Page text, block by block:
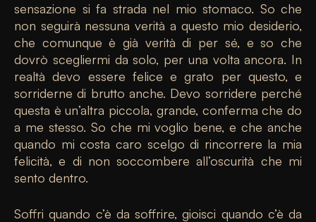
sensazione si fa strada nel mio stomaco. So che
non seguirà nessuna verità a questo mio desiderio,
che comunque è già verità di per sé, e so che
dovrò scegliermi da solo, per una volta ancora. In
realtà devo essere felice e grato per questo, e
sorriderne di brutto anche. Devo sorridere perché
questa è un’altra piccola, grande, conferma che do
a me stesso. So che mi voglio bene, e che anche
quando mi costa caro scelgo di rincorrere la mia
felicità, e di non soccombere all’oscurità che mi
sento dentro.
Soffri quando c’è da soffrire, gioisci quando c’è da